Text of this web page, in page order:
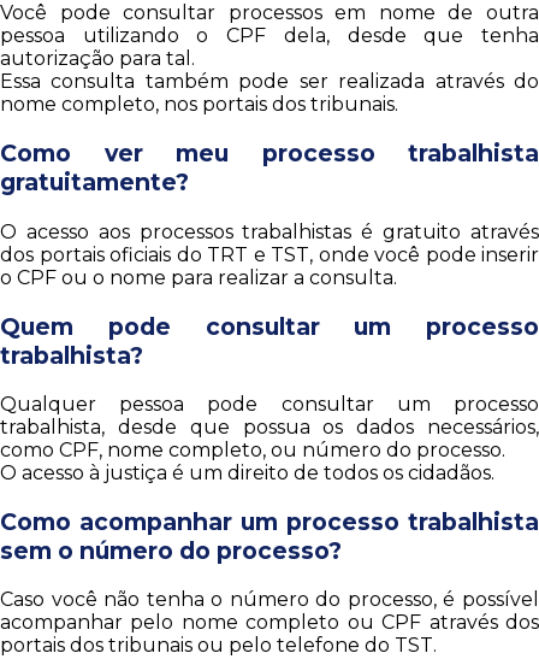
Você pode consultar processos em nome de outra
pessoa utilizando o CPF dela, desde que tenha
autorização para tal.
Essa consulta também pode ser realizada através do
nome completo, nos portais dos tribunais.
Como ver meu processo trabalhista
gratuitamente?
O acesso aos processos trabalhistas é gratuito através
dos portais oficiais do TRT e TST, onde você pode inserir
o CPF ou o nome para realizar a consulta.
Quem pode consultar um processo
trabalhista?
Qualquer pessoa pode consultar um processo
trabalhista, desde que possua os dados necessários,
como CPF, nome completo, ou número do processo.
O acesso à justiça é um direito de todos os cidadãos.
Como acompanhar um processo trabalhista
sem o número do processo?
Caso você não tenha o número do processo, é possível
acompanhar pelo nome completo ou CPF através dos
portais dos tribunais ou pelo telefone do TST.